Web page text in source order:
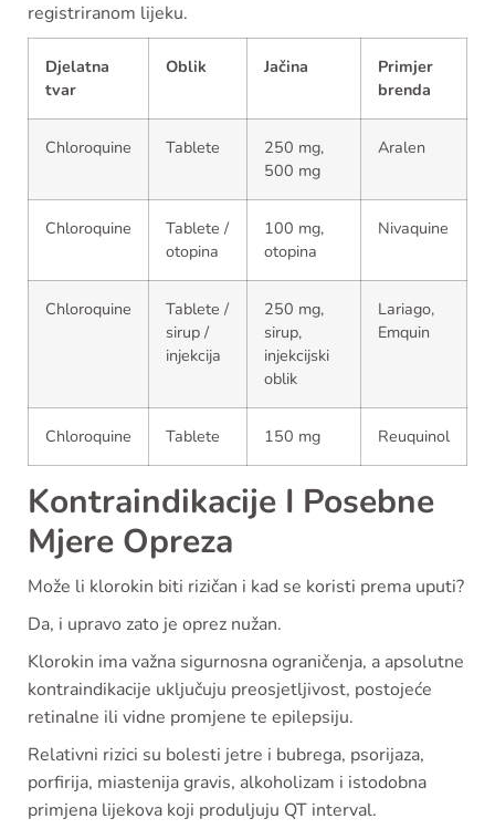
registriranom lijeku.
Djelatna
tvar
Oblik Jačina
Primjer
brenda
Chloroquine Tablete
250 mg,
500 mg
Aralen
Chloroquine
Tablete /
otopina
100 mg,
otopina
Nivaquine
Chloroquine
Tablete /
sirup /
injekcija
250 mg,
sirup,
injekcijski
oblik
Lariago,
Emquin
Chloroquine Tablete 150 mg Reuquinol
Kontraindikacije I Posebne
Mjere Opreza
Može li klorokin biti rizičan i kad se koristi prema uputi?
Da, i upravo zato je oprez nužan.
Klorokin ima važna sigurnosna ograničenja, a apsolutne
kontraindikacije uključuju preosjetljivost, postojeće
retinalne ili vidne promjene te epilepsiju.
Relativni rizici su bolesti jetre i bubrega, psorijaza,
porfirija, miastenija gravis, alkoholizam i istodobna
primjena lijekova koji produljuju QT interval.